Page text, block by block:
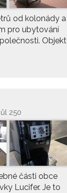
od kolonády a
pro ubytování
Objekt
250
části obce
Lucifer. Je to